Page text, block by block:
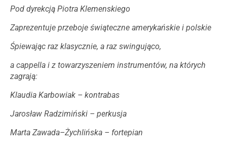
Pod dyrekcją Piotra Klemenskiego
Zaprezentuje przeboje świąteczne amerykańskie i polskie
Śpiewając raz klasycznie, a raz swingująco,
a cappella i z towarzyszeniem instrumentów, na których
zagrają:
Klaudia Karbowiak – kontrabas
Jarosław Radzimiński – perkusja
Marta Zawada–Żychlińska – fortepian